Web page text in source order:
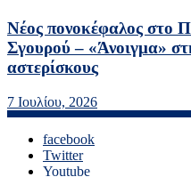
Νέος πονοκέφαλος στο
Σγουρού – «Άνοιγμα»
αστερίσκους
7 Ιουλίου, 2026
facebook
Twitter
Youtube